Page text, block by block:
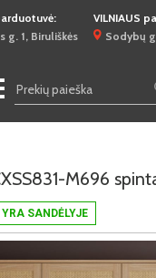
g. 1, Biruliškės
VILNIAUS
Sodybų
YRA SANDĖLYJE
M696